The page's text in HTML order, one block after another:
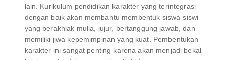
lain. Kurikulum pendidikan karakter yang terintegrasi
dengan baik akan membantu membentuk siswa-siswi
yang berakhlak mulia, jujur, bertanggung jawab, dan
memiliki jiwa kepemimpinan yang kuat. Pembentukan
karakter ini sangat penting karena akan menjadi bekal